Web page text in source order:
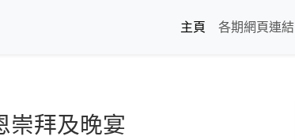
主頁
各期網頁連結
崇拜及晚宴